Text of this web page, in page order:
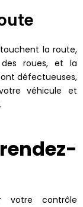
la route,
des roues, et la
défectueuses,
véhicule et
votre contrôle